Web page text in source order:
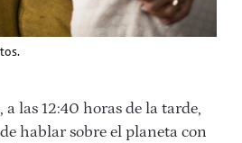
a las 12:40 horas de la tarde,
hablar sobre el planeta con